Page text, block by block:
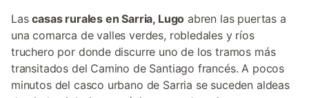
Lascasas rurales en Sarria, Lugo abren las puertas a
una comarca de valles verdes, robledales y ríos
truchero por donde discurre uno de los tramos más
transitados del Camino de Santiago francés. A pocos
minutos del casco urbano de Sarria se suceden aldeas